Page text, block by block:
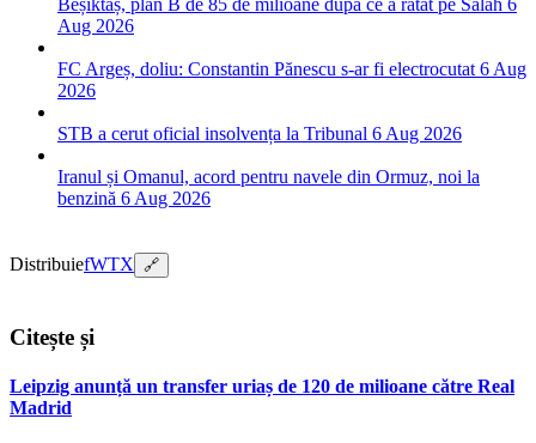
Aug 2026
FC Argeș, doliu: Constantin Pănescu s-ar fi electrocutat 6 Aug
2026
STB a cerut oficial insolvența la Tribunal 6 Aug 2026
Iranul și Omanul, acord pentru navele din Ormuz, noi la
benzină 6 Aug 2026
DistribuiefWTX 🔗
Citește și
Leipzig anunță un transfer uriaș de 120 de milioane către Real
Madrid